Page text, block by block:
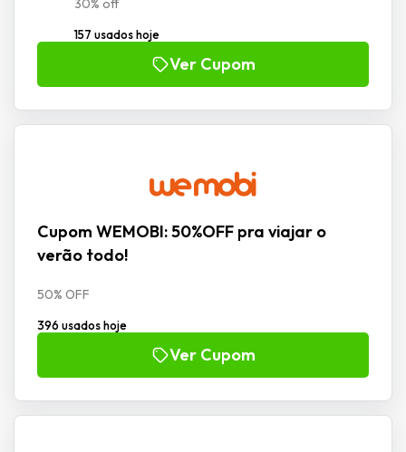
30% off
157 usados hoje
Ver Cupom
Cupom WEMOBI: 50%OFF pra viajar o
verão todo!
50% OFF
396 usados hoje
Ver Cupom